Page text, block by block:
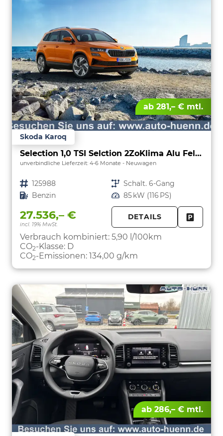
ab 281,– € mtl.
Skoda Karoq
Selection 1,0 TSI Selction 2ZoKlima Alu Felgen 5J Garantie Sitzheizung LED Scheinwerfer Tempomat
unverbindliche Lieferzeit: 4-6 Monate Neuwagen
Fahrzeugnr. 125988 Getriebe Schalt. 6-Gang
Kraftstoff Benzin Leistung 85 kW (116 PS)
27.536,– €
incl. 19% MwSt.
DETAILS
Verbrauch kombiniert: 5,90 l/100km
CO2-Klasse: D
CO2-Emissionen: 134,00 g/km
ab 286,– € mtl.